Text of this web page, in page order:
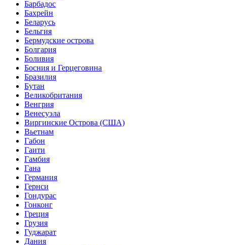
Барбадос
Бахрейн
Беларусь
Бельгия
Бермудские острова
Болгария
Боливия
Босния и Герцеговина
Бразилия
Бутан
Великобритания
Венгрия
Венесуэла
Виргинские Острова (США)
Вьетнам
Габон
Гаити
Гамбия
Гана
Германия
Гернси
Гондурас
Гонконг
Греция
Грузия
Гуджарат
Дания